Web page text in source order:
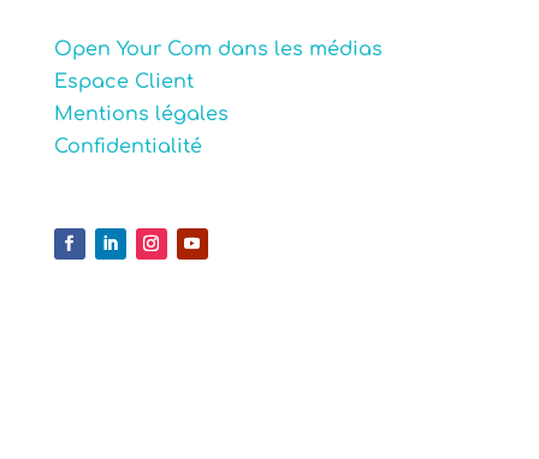
Open Your Com dans les médias
Espace Client
Mentions légales
Confidentialité